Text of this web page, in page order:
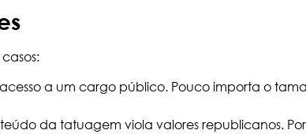
a um cargo público. Pouco importa o
da tatuagem viola valores republicanos.